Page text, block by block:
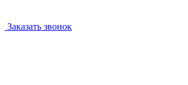
Заказать звонок